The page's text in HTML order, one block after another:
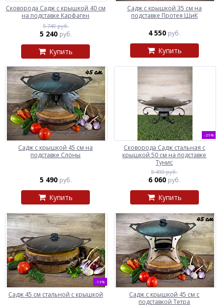
Сковорода Садж с крышкой 40 см
на подставке Карфаген
5 740 руб.
5 240 руб.
Купить
Садж с крышкой 35 см на
подставке Протея ШиК
4 550 руб.
Купить
Садж с крышкой 45 см на
подставке Слоны
5 490 руб.
Купить
-29%
Сковорода Садж стальная с
крышкой 50 см на подставке
Тунис
8 490 руб.
6 060 руб.
Купить
-13%
Садж 45 см стальной с крышкой
Садж с крышкой 45 см с
подставкой Тетра